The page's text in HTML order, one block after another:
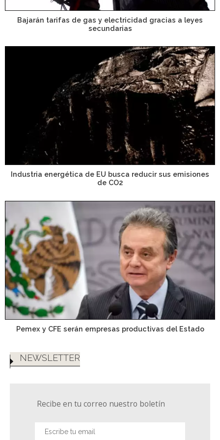
Bajarán tarifas de gas y electricidad gracias a leyes
secundarias
Industria energética de EU busca reducir sus emisiones
de CO2
Pemex y CFE serán empresas productivas del Estado
NEWSLETTER
Recibe en tu correo nuestro boletín